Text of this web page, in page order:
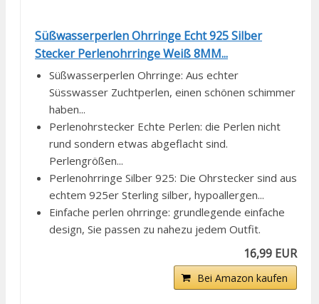
Süßwasserperlen Ohrringe Echt 925 Silber
Stecker Perlenohrringe Weiß 8MM...
Süßwasserperlen Ohrringe: Aus echter
Süsswasser Zuchtperlen, einen schönen schimmer
haben...
Perlenohrstecker Echte Perlen: die Perlen nicht
rund sondern etwas abgeflacht sind.
Perlengrößen...
Perlenohrringe Silber 925: Die Ohrstecker sind aus
echtem 925er Sterling silber, hypoallergen...
Einfache perlen ohrringe: grundlegende einfache
design, Sie passen zu nahezu jedem Outfit.
16,99 EUR
Bei Amazon kaufen